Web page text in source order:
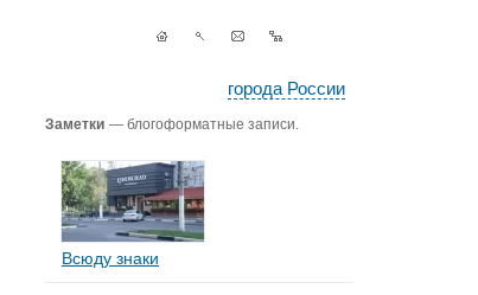
города России
Заметки — блогоформатные записи.
Всюду знаки